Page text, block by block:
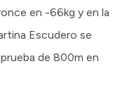
en -66kg y en la
Escudero se
de 800m en